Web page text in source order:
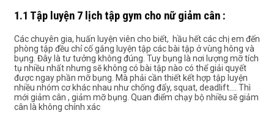
1.1 Tập luyện 7 lịch tập gym cho nữ giảm cân :
Các chuyên gia, huấn luyện viên cho biết, hầu hết các chị em đến
phòng tập đều chỉ cố gắng luyện tập các bài tập ở vùng hông và
bụng. Đây là tư tưởng không đúng. Tuy bụng là nơi lượng mỡ tích
tụ nhiều nhất nhưng sẽ không có bài tập nào có thể giải quyết
được ngay phần mỡ bụng. Mà phải cần thiết kết hợp tập luyện
nhiều nhóm cơ khác nhau như chống đẩy, squat, deadlift…. Thì
mới giảm cân , giảm mỡ bụng. Quan điểm chạy bộ nhiều sẽ giảm
cân là không chính xác